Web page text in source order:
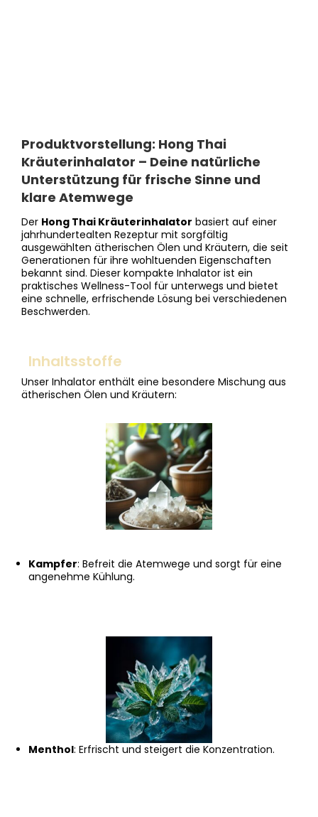
Produktvorstellung: Hong Thai
Kräuterinhalator – Deine natürliche
Unterstützung für frische Sinne und
klare Atemwege
Der Hong Thai Kräuterinhalator basiert auf einer
jahrhundertealten Rezeptur mit sorgfältig
ausgewählten ätherischen Ölen und Kräutern, die seit
Generationen für ihre wohltuenden Eigenschaften
bekannt sind. Dieser kompakte Inhalator ist ein
praktisches Wellness-Tool für unterwegs und bietet
eine schnelle, erfrischende Lösung bei verschiedenen
Beschwerden.
Inhaltsstoffe
Unser Inhalator enthält eine besondere Mischung aus
ätherischen Ölen und Kräutern:
Kampfer: Befreit die Atemwege und sorgt für eine
angenehme Kühlung.
Menthol: Erfrischt und steigert die Konzentration.